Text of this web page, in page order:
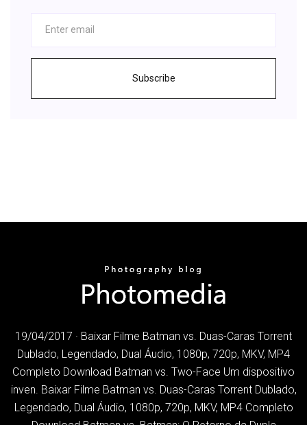
Subscribe
19/04/2017 · Baixar Filme Batman vs. Duas-Caras Torrent
Dublado, Legendado, Dual Áudio, 1080p, 720p, MKV, MP4
Completo Download Batman vs. Two-Face Um dispositivo
inven. Baixar Filme Batman vs. Duas-Caras Torrent Dublado,
Legendado, Dual Áudio, 1080p, 720p, MKV, MP4 Completo